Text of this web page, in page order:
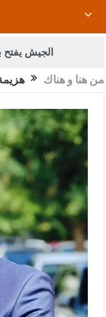
الجيش يفتح
بيان اجتماع
الأمن يتلف 16 مليون حبة
القاضي يلتقي
دعوة المكلفين
من هنا و هناك